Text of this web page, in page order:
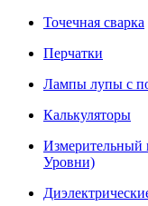
Точечная сварка
Перчатки
Лампы лупы с
Калькуляторы
Измерительный
Уровни)